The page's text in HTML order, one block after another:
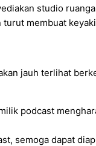
studio
membuat
jauh terlihat
podcast
semoga dapat